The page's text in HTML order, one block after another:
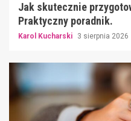
Jak skutecznie
Praktyczny poradnik.
Karol Kucharski 3 sierpnia 2026